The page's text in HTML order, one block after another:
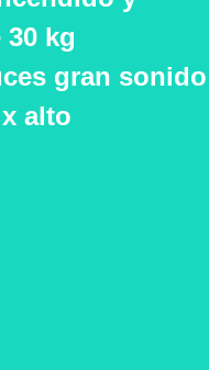
kg
gran sonido
alto